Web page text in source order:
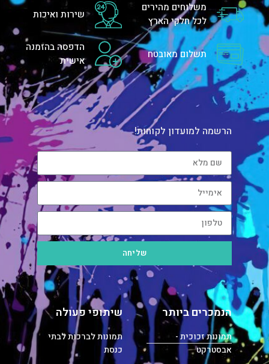
משלוחים מהירים
לכל חלקי הארץ
שירות ואיכות
תשלום מאובטח
הדפסה בהזמנה
אישית
הרשמה למועדון לקוחות!
שליחה
הנמכרים ביותר
תמונות זכוכית -
אבסטרקט
שיתופי פעולה
תמונות לברכות לבתי
כנסת